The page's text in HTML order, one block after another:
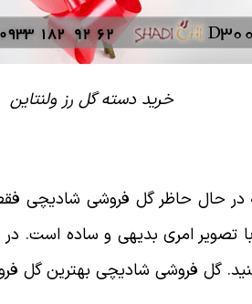
خرید دسته گل رز ولنتاین
در حال حاظر گل فروشی شادیچی
تصویر امری بدیهی و ساده است.
گل فروشی شادیچی بهترین گل